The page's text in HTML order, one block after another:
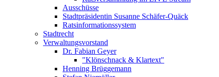
Ausschüsse
Stadtpräsidentin Susanne Schäfer-Quäck
Ratsinformationssystem
Stadtrecht
Verwaltungsvorstand
Dr. Fabian Geyer
"Klönschnack & Klartext"
Henning Brüggemann